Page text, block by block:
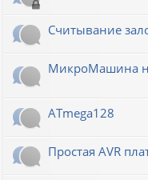
Считывание
МикроМашина
ATmega128
Простая AVR